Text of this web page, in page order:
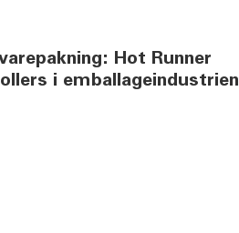
Hot Runner
i emballageindustrien